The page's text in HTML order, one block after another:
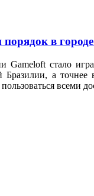
в
Gameloft стало
Бразилии, а
всеми